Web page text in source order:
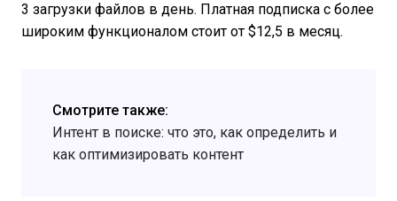
3 загрузки файлов в день. Платная подписка с более
широким функционалом стоит от $12,5 в месяц.
Смотрите также:
Интент в поиске: что это, как определить и
как оптимизировать контент